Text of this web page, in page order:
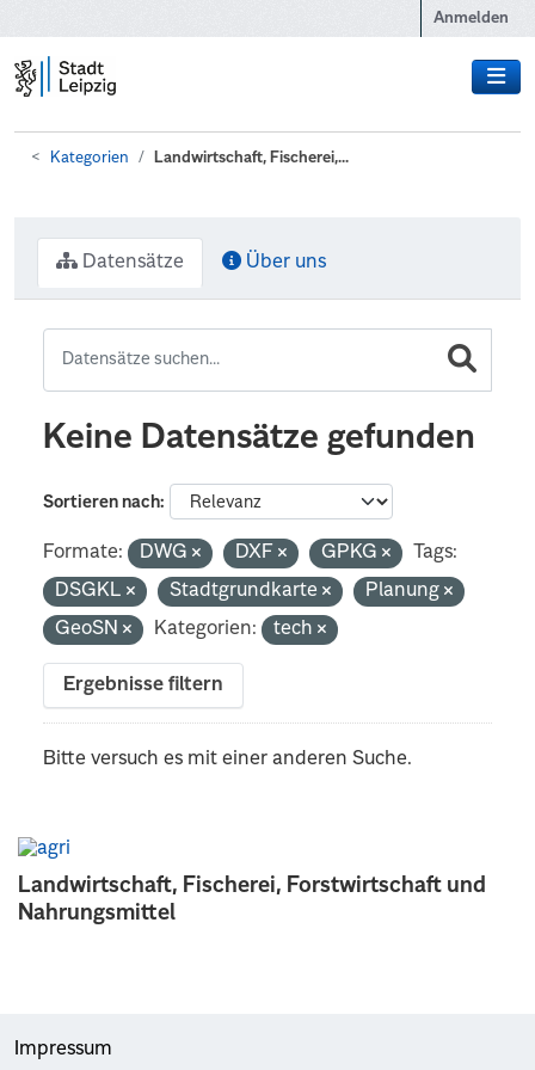
Anmelden
Kategorien Landwirtschaft, Fischerei,...
Landwirtschaft, Fischerei, Forstwirtschaft und
Nahrungsmittel
Datensätze Über uns
Keine Datensätze gefunden
Sortieren nach
Formate: DWG DXF GPKG
Tags:
DSGKL
Stadtgrundkarte
Planung
GeoSN
Kategorien: tech
Ergebnisse filtern
Bitte versuch es mit einer anderen Suche.
Impressum